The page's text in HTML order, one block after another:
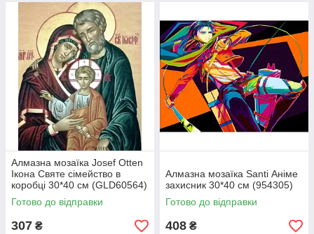
Алмазна мозаїка Josef Otten
Ікона Святе сімейство в
коробці 30*40 см (GLD60564)
Готово до відправки
307 ₴
Алмазна мозаїка Santi Аніме
захисник 30*40 см (954305)
Готово до відправки
408 ₴